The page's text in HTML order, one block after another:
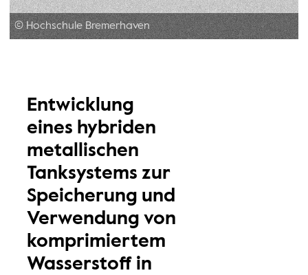
© Hochschule Bremerhaven
Entwicklung
eines hybriden
metallischen
Tanksystems zur
Speicherung und
Verwendung von
komprimiertem
Wasserstoff in